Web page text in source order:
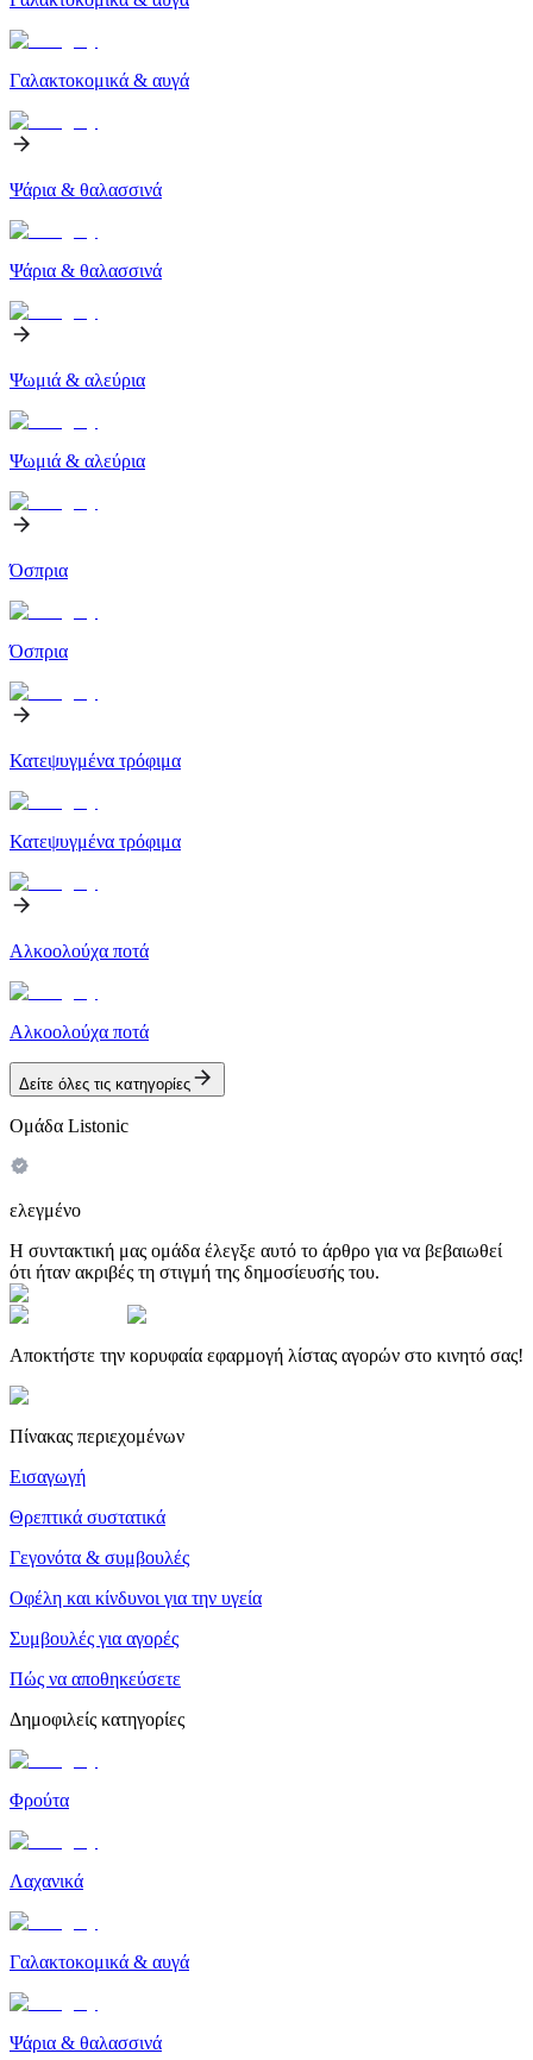
Γαλακτοκομικά & αυγά
Ψάρια & θαλασσινά
Ψάρια & θαλασσινά
Ψωμιά & αλεύρια
Ψωμιά & αλεύρια
Όσπρια
Όσπρια
Κατεψυγμένα τρόφιμα
Κατεψυγμένα τρόφιμα
Αλκοολούχα ποτά
Αλκοολούχα ποτά
Δείτε όλες τις κατηγορίες
Ομάδα Listonic
ελεγμένο
Η συντακτική μας ομάδα έλεγξε αυτό το άρθρο για να βεβαιωθεί
ότι ήταν ακριβές τη στιγμή της δημοσίευσής του.
Αποκτήστε την κορυφαία εφαρμογή λίστας αγορών στο κινητό σας!
Πίνακας περιεχομένων
Εισαγωγή
Θρεπτικά συστατικά
Γεγονότα & συμβουλές
Οφέλη και κίνδυνοι για την υγεία
Συμβουλές για αγορές
Πώς να αποθηκεύσετε
Δημοφιλείς κατηγορίες
Φρούτα
Λαχανικά
Γαλακτοκομικά & αυγά
Ψάρια & θαλασσινά